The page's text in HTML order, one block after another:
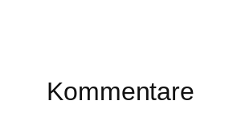
Kommentare